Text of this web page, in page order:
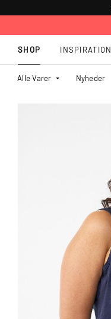
SHOP
Alle Varer Nyheder
INSPIRATION